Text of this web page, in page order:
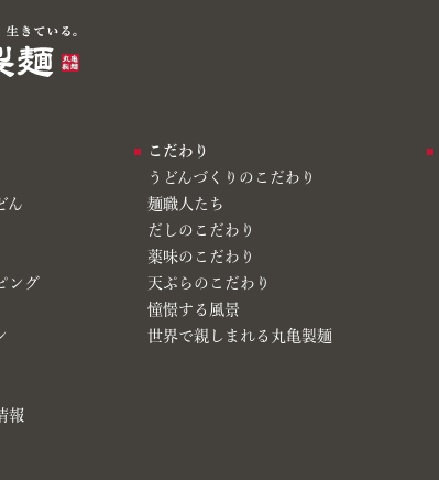
ん
ング
報
こだわり
うどんづくりのこだわり
麺職人たち
だしのこだわり
薬味のこだわり
天ぷらのこだわり
憧憬する風景
世界で親しまれる丸亀製麺